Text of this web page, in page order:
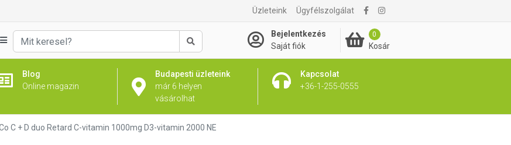
Üzleteink Ügyfélszolgálat
Keresés
Bejelentkezés
Saját fiók
0
Kosár
Blog
Online magazin
Budapesti üzleteink
már 6 helyen
vásárolhat
Kapcsolat
+36-1-255-0555
3 590 Ft Kosárba rakom
C + D duo Retard C-vitamin 1000mg D3-vitamin 2000 NE